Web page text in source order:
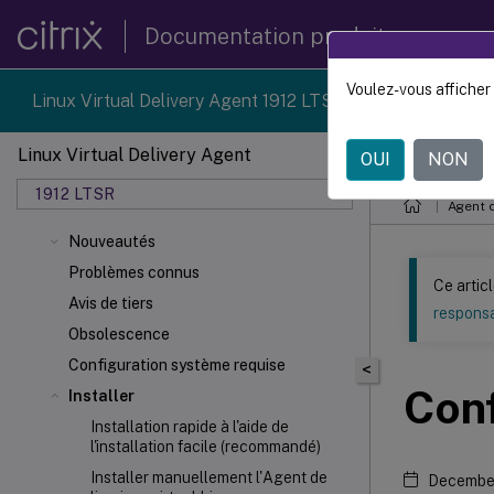
Documentation produit
Linux Virtual Delivery Agent 1912 LTSR reached end-
Linux Virtual Delivery Agent
1912 LTSR
Nouveautés
Problèmes connus
Avis de tiers
Obsolescence
Configuration système requise
Installer
Installation rapide à l'aide de
l'installation facile (recommandé)
Installer manuellement l'Agent de
Ce contenu
Agent
<
Ce
Voulez-vous
OUI NON